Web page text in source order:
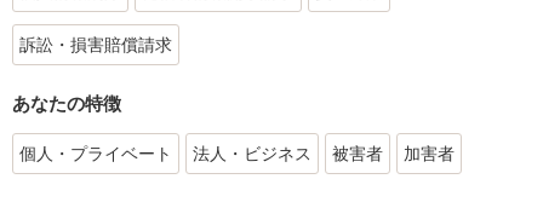
訴訟・損害賠償請求
あなたの特徴
個人・プライベート 法人・ビジネス 被害者 加害者